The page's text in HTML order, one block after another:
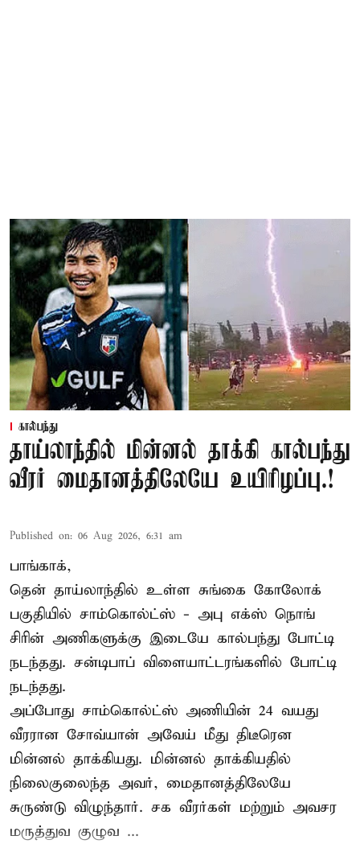
கால்பந்து
தாய்லாந்தில் மின்னல் தாக்கி கால்பந்து
வீரர் மைதானத்திலேயே உயிரிழப்பு.!
Published on: 06 Aug 2026, 6:31 am
பாங்காக்,
தென் தாய்லாந்தில் உள்ள சுங்கை கோலோக்
பகுதியில் சாம்கொல்ட்ஸ் - அபு எக்ஸ் நொங்
சிரின் அணிகளுக்கு இடையே கால்பந்து போட்டி
நடந்தது. சன்டிபாப் விளையாட்டரங்களில் போட்டி
நடந்தது.
அப்போது சாம்கொல்ட்ஸ் அணியின் 24 வயது
வீரரான சோவ்யான் அவேய் மீது திடீரென
மின்னல் தாக்கியது. மின்னல் தாக்கியதில்
நிலைகுலைந்த அவர், மைதானத்திலேயே
சுருண்டு விழுந்தார். சக வீரர்கள் மற்றும் அவசர
மருத்துவ குழுவ ...